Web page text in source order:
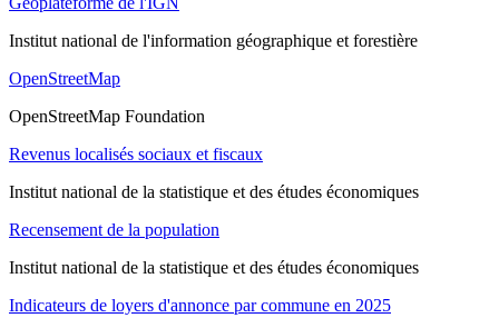
Institut national de l'information géographique et forestière
OpenStreetMap
OpenStreetMap Foundation
Revenus localisés sociaux et fiscaux
Institut national de la statistique et des études économiques
Recensement de la population
Institut national de la statistique et des études économiques
Indicateurs de loyers d'annonce par commune en 2025